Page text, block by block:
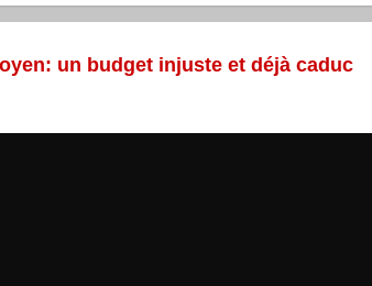
un budget injuste et déjà caduc